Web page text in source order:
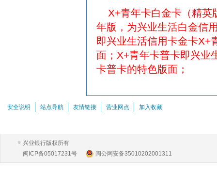
X+青年卡白金卡（精英
年版，为兴业生活白金信
即兴业生活信用卡金卡X+
面；X+青年卡普卡即兴业
卡普卡的特色版面；
安全说明 站点导航 友情链接 营业网点 加入收藏
兴业银行版权所有
闽ICP备05017231号
闽公网安备35010202001311